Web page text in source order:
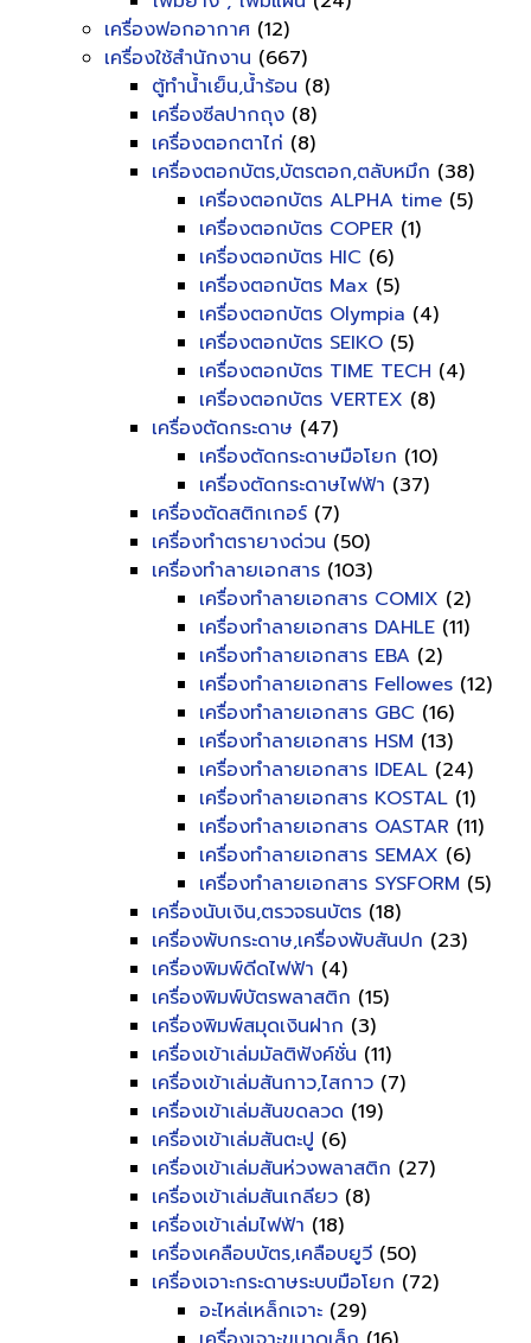
เครื่องฟอกอากาศ (12)
เครื่องใช้สำนักงาน (667)
ตู้ทำน้ำเย็น,น้ำร้อน (8)
เครื่องซีลปากถุง (8)
เครื่องตอกตาไก่ (8)
เครื่องตอกบัตร,บัตรตอก,ตลับหมึก (38)
เครื่องตอกบัตร ALPHA time (5)
เครื่องตอกบัตร COPER (1)
เครื่องตอกบัตร HIC (6)
เครื่องตอกบัตร Max (5)
เครื่องตอกบัตร Olympia (4)
เครื่องตอกบัตร SEIKO (5)
เครื่องตอกบัตร TIME TECH (4)
เครื่องตอกบัตร VERTEX (8)
เครื่องตัดกระดาษ (47)
เครื่องตัดกระดาษมือโยก (10)
เครื่องตัดกระดาษไฟฟ้า (37)
เครื่องตัดสติกเกอร์ (7)
เครื่องทำตรายางด่วน (50)
เครื่องทำลายเอกสาร (103)
เครื่องทำลายเอกสาร COMIX (2)
เครื่องทำลายเอกสาร DAHLE (11)
เครื่องทำลายเอกสาร EBA (2)
เครื่องทำลายเอกสาร Fellowes (12)
เครื่องทำลายเอกสาร GBC (16)
เครื่องทำลายเอกสาร HSM (13)
เครื่องทำลายเอกสาร IDEAL (24)
เครื่องทำลายเอกสาร KOSTAL (1)
เครื่องทำลายเอกสาร OASTAR (11)
เครื่องทำลายเอกสาร SEMAX (6)
เครื่องทำลายเอกสาร SYSFORM (5)
เครื่องนับเงิน,ตรวจธนบัตร (18)
เครื่องพับกระดาษ,เครื่องพับสันปก (23)
เครื่องพิมพ์ดีดไฟฟ้า (4)
เครื่องพิมพ์บัตรพลาสติก (15)
เครื่องพิมพ์สมุดเงินฝาก (3)
เครื่องเข้าเล่มมัลติฟังค์ชั่น (11)
เครื่องเข้าเล่มสันกาว,ไสกาว (7)
เครื่องเข้าเล่มสันขดลวด (19)
เครื่องเข้าเล่มสันตะปู (6)
เครื่องเข้าเล่มสันห่วงพลาสติก (27)
เครื่องเข้าเล่มสันเกลียว (8)
เครื่องเข้าเล่มไฟฟ้า (18)
เครื่องเคลือบบัตร,เคลือบยูวี (50)
เครื่องเจาะกระดาษระบบมือโยก (72)
อะไหล่เหล็กเจาะ (29)